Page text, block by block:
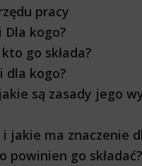
pracy
Dla kogo?
go składa?
dla kogo?
są zasady jego
i jakie ma znaczenie
powinien go składać?